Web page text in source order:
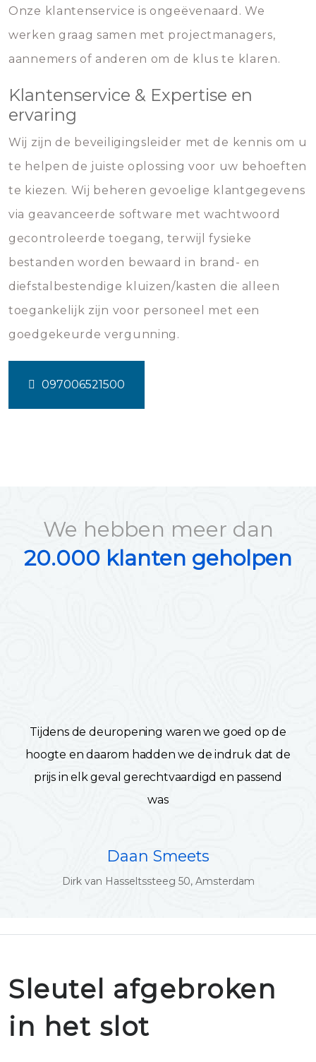
Onze klantenservice is ongeëvenaard. We
werken graag samen met projectmanagers,
aannemers of anderen om de klus te klaren.
Klantenservice & Expertise en
ervaring
Wij zijn de beveiligingsleider met de kennis om u
te helpen de juiste oplossing voor uw behoeften
te kiezen. Wij beheren gevoelige klantgegevens
via geavanceerde software met wachtwoord
gecontroleerde toegang, terwijl fysieke
bestanden worden bewaard in brand- en
diefstalbestendige kluizen/kasten die alleen
toegankelijk zijn voor personeel met een
goedgekeurde vergunning.
097006521500
We hebben meer dan
20.000 klanten geholpen
Tijdens de deuropening waren we goed op de
hoogte en daarom hadden we de indruk dat de
prijs in elk geval gerechtvaardigd en passend
was
Daan Smeets
Dirk van Hasseltssteeg 50, Amsterdam
Sleutel afgebroken
in het slot